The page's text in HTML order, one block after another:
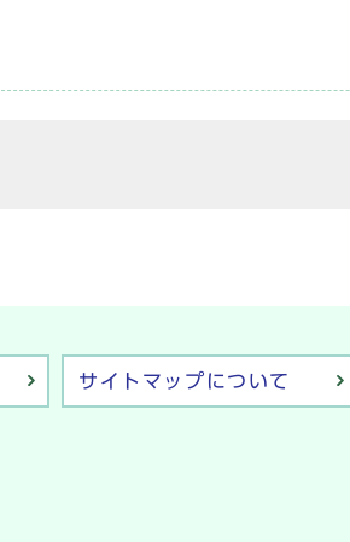
サイトマップについて